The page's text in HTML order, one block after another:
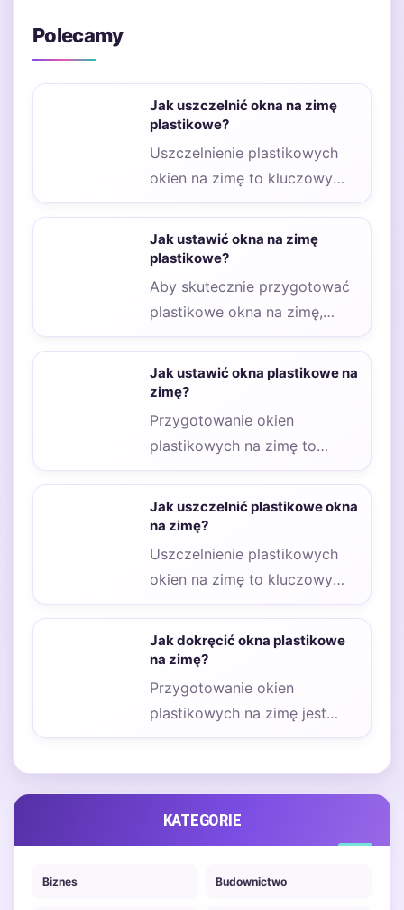
Polecamy
Jak uszczelnić okna na zimę
plastikowe?
Uszczelnienie plastikowych
okien na zimę to kluczowy
krok, który pozwala na
zwiększenie efektywności
energetycznej domu…
Jak ustawić okna na zimę
plastikowe?
Aby skutecznie przygotować
plastikowe okna na zimę,
warto zwrócić uwagę na kilka
kluczowych aspektów, które…
Jak ustawić okna plastikowe na
zimę?
Przygotowanie okien
plastikowych na zimę to
kluczowy krok, który pozwala
zaoszczędzić energię oraz
zwiększyć komfort…
Jak uszczelnić plastikowe okna
na zimę?
Uszczelnienie plastikowych
okien na zimę to kluczowy
krok, który pozwala na
zwiększenie komfortu
cieplnego w…
Jak dokręcić okna plastikowe
na zimę?
Przygotowanie okien
plastikowych na zimę jest
kluczowym elementem
Warto…
KATEGORIE
Biznes Budownictwo